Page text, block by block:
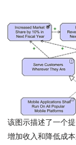
该图示描述了一个
增加收入和降低成